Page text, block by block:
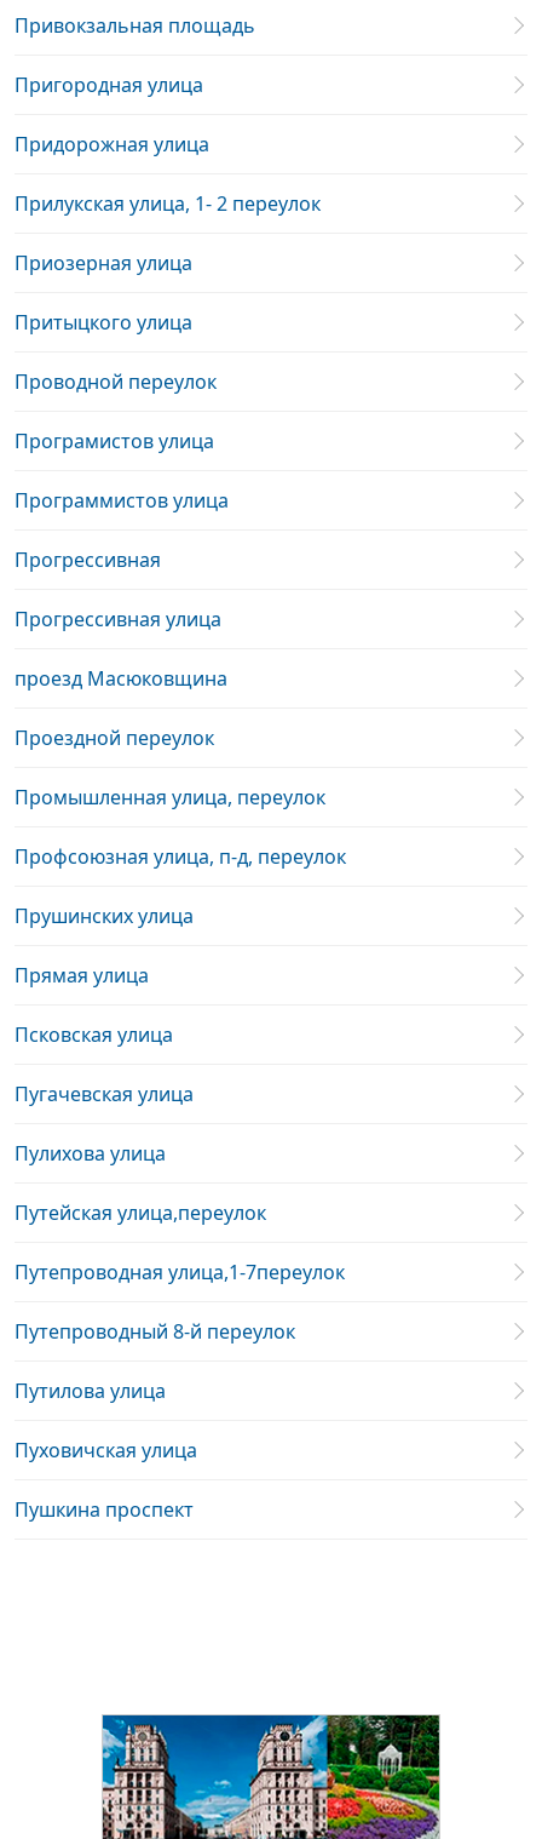
Привокзальная площадь
Пригородная улица
Придорожная улица
Прилукская улица, 1- 2 переулок
Приозерная улица
Притыцкого улица
Проводной переулок
Програмистов улица
Программистов улица
Прогрессивная
Прогрессивная улица
проезд Масюковщина
Проездной переулок
Промышленная улица, переулок
Профсоюзная улица, п-д, переулок
Прушинских улица
Прямая улица
Псковская улица
Пугачевская улица
Пулихова улица
Путейская улица,переулок
Путепроводная улица,1-7переулок
Путепроводный 8-й переулок
Путилова улица
Пуховичская улица
Пушкина проспект